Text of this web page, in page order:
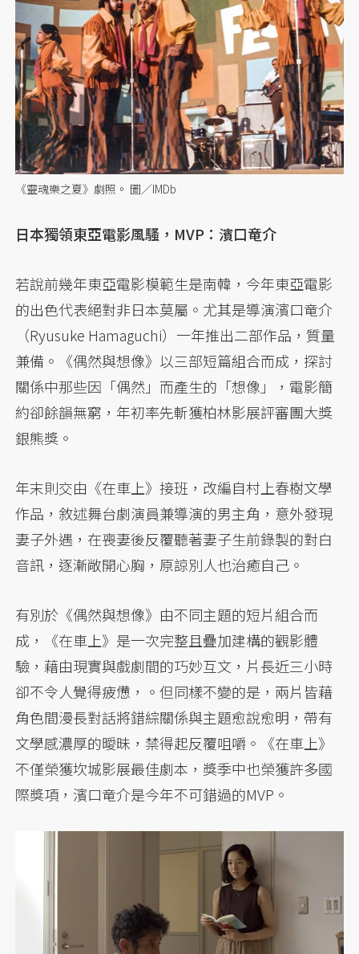
《靈魂樂之夏》劇照。 圖／IMDb
日本獨領東亞電影風騷，MVP：濱口竜介
若說前幾年東亞電影模範生是南韓，今年東亞電影
的出色代表絕對非日本莫屬。尤其是導演濱口竜介
（Ryusuke Hamaguchi）一年推出二部作品，質量
兼備。《偶然與想像》以三部短篇組合而成，探討
關係中那些因「偶然」而產生的「想像」，電影簡
約卻餘韻無窮，年初率先斬獲柏林影展評審團大獎
銀熊獎。
年末則交由《在車上》接班，改編自村上春樹文學
作品，敘述舞台劇演員兼導演的男主角，意外發現
妻子外遇，在喪妻後反覆聽著妻子生前錄製的對白
音訊，逐漸敞開心胸，原諒別人也治癒自己。
有別於《偶然與想像》由不同主題的短片組合而
成，《在車上》是一次完整且疊加建構的觀影體
驗，藉由現實與戲劇間的巧妙互文，片長近三小時
卻不令人覺得疲憊，。但同樣不變的是，兩片皆藉
角色間漫長對話將錯綜關係與主題愈說愈明，帶有
文學感濃厚的曖昧，禁得起反覆咀嚼。《在車上》
不僅榮獲坎城影展最佳劇本，獎季中也榮獲許多國
際獎項，濱口竜介是今年不可錯過的MVP。